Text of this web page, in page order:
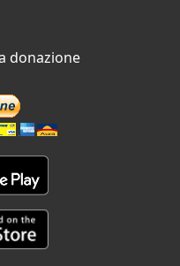
donazione